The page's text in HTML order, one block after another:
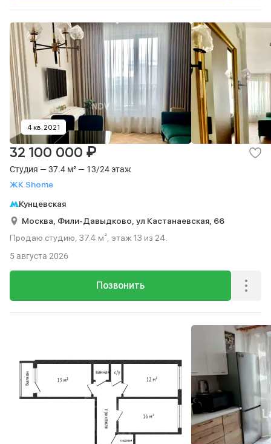
4 кв. 2021
Студия — 37.4 м² — 13/24 этаж
ЖК Shome
32 100 000 ₽
Кунцевская
Москва, Фили-Давыдково, ул Кастанаевская, 66
Продаю студию, 37.4 м², этаж 13 из 24.
Позвонить
5 августа 2026